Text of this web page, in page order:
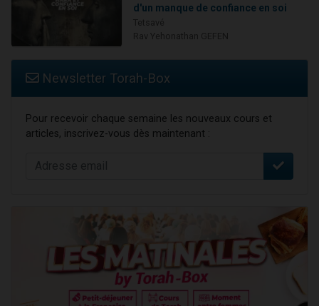
d'un manque de confiance en soi
Newsletter Torah-Box
Pour recevoir chaque semaine les nouveaux cours et
articles, inscrivez-vous dès maintenant :